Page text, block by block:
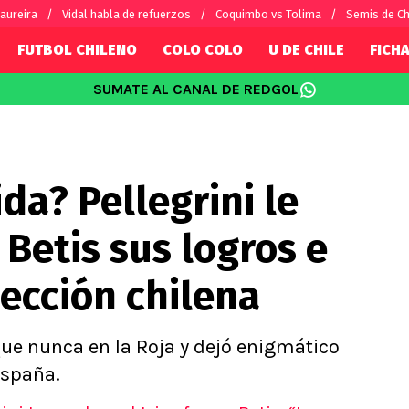
Vidal habla de refuerzos Coquimbo vs Tolima Semis de
por el mundo
Fútbol Argentino
Fútbol Brasileño
Premier
Serie A
FUTBOL CHILENO COLO COLO U DE CHILE
SUMATE AL CANAL DE REDGOL
Pellegrini le
sus logros e
chilena
nunca en la Roja y dejó enigmático